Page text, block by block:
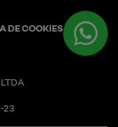
DE COOKIES
23